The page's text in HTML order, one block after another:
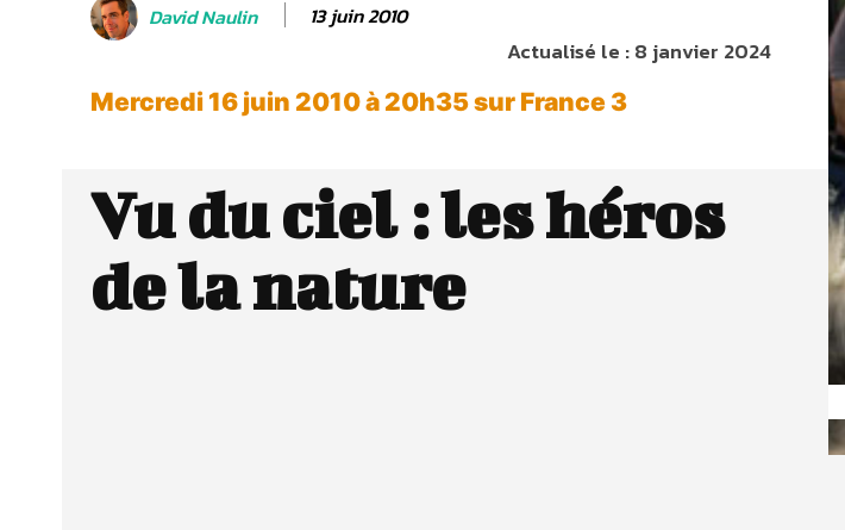
David Naulin 13 juin 2010
Actualisé le :8 janvier 2024
Mercredi 16 juin 2010 à 20h35 sur France 3
Vu du ciel : les héros
de la nature